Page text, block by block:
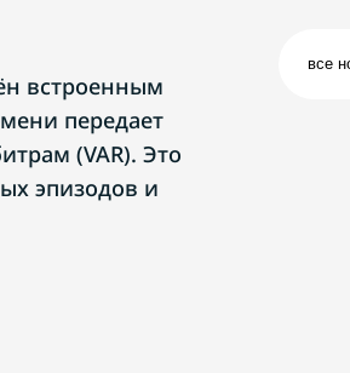
встроенным
передает
(VAR). Это
эпизодов и
все